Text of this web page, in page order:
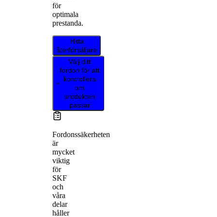
för
optimala
prestanda.
Hitta
återförsäljare
Välj ditt
fordon för att
kontrollera
om
produkten
passar
Fordonssäkerheten
är
mycket
viktig
för
SKF
och
våra
delar
håller